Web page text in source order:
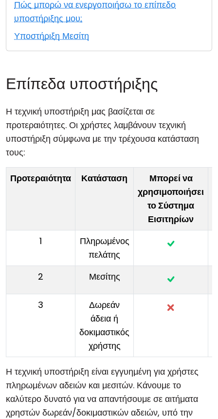
Πώς μπορώ να ενεργοποιήσω το επίπεδο
υποστήριξης μου;
Υποστήριξη Μεσίτη
Επίπεδα υποστήριξης
Η τεχνική υποστήριξη μας βασίζεται σε
προτεραιότητες. Οι χρήστες λαμβάνουν τεχνική
υποστήριξη σύμφωνα με την τρέχουσα κατάσταση
τους:
Προτεραιότητα Κατάσταση
Μπορεί να
χρησιμοποιήσει
το Σύστημα
Εισιτηρίων
1
Πληρωμένος
πελάτης
2
Μεσίτης
3
Δωρεάν
άδεια ή
δοκιμαστικός
χρήστης
Η τεχνική υποστήριξη είναι εγγυημένη για χρήστες
πληρωμένων αδειών και μεσιτών. Κάνουμε το
καλύτερο δυνατό για να απαντήσουμε σε αιτήματα
χρηστών δωρεάν/δοκιμαστικών αδειών, υπό την
Cloud & Τοπική Εγκατάσταση